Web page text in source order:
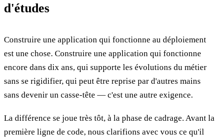
d'études
Construire une application qui fonctionne au déploiement
est une chose. Construire une application qui fonctionne
encore dans dix ans, qui supporte les évolutions du métier
sans se rigidifier, qui peut être reprise par d'autres mains
sans devenir un casse-tête — c'est une autre exigence.
La différence se joue très tôt, à la phase de cadrage. Avant la
première ligne de code, nous clarifions avec vous ce qu'il